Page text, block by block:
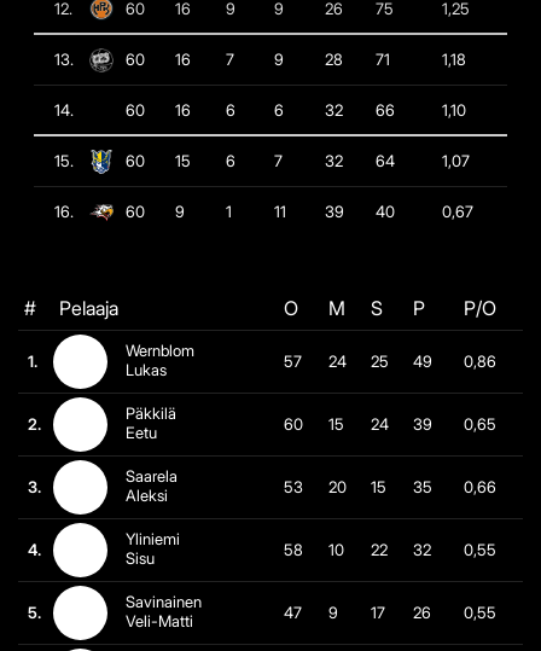
12. 60 16 9 9 26 75 1,25
13. 60 16 7 9 28 71 1,18
14. 60 16 6 6 32 66 1,10
15. 60 15 6 7 32 64 1,07
16. 60 9 1 11 39 40 0,67
# Pelaaja O M S P P/O
1.
Wernblom
Lukas
57 24 25 49 0,86
2.
Päkkilä
Eetu
60 15 24 39 0,65
3.
Saarela
Aleksi
53 20 15 35 0,66
4.
Yliniemi
Sisu
58 10 22 32 0,55
5.
Savinainen
Veli-Matti
47 9 17 26 0,55